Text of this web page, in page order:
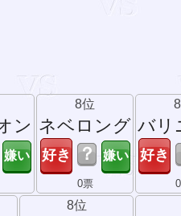
ン
8位
ネベロング
？
0票
バリ
8位